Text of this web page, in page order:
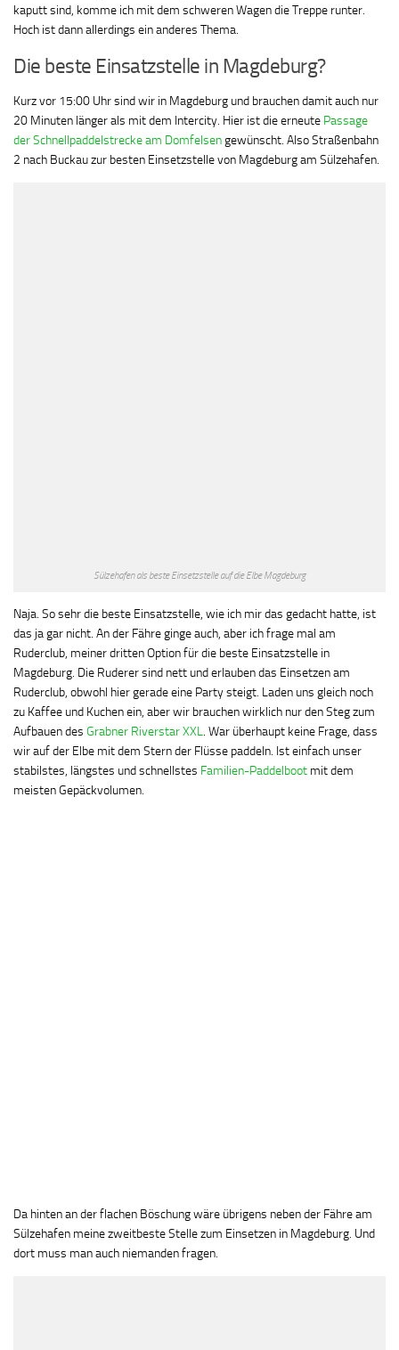
kaputt sind, komme ich mit dem schweren Wagen die Treppe runter.
Hoch ist dann allerdings ein anderes Thema.
Die beste Einsatzstelle in Magdeburg?
Kurz vor 15:00 Uhr sind wir in Magdeburg und brauchen damit auch nur
20 Minuten länger als mit dem Intercity. Hier ist die erneute Passage
der Schnellpaddelstrecke am Domfelsengewünscht. Also Straßenbahn
2 nach Buckau zur besten Einsetzstelle von Magdeburg am Sülzehafen.
Sülzehafen als beste Einsetzstelle auf die Elbe Magdeburg
Naja. So sehr die beste Einsatzstelle, wie ich mir das gedacht hatte, ist
das ja gar nicht. An der Fähre ginge auch, aber ich frage mal am
Ruderclub, meiner dritten Option für die beste Einsatzstelle in
Magdeburg. Die Ruderer sind nett und erlauben das Einsetzen am
Ruderclub, obwohl hier gerade eine Party steigt. Laden uns gleich noch
zu Kaffee und Kuchen ein, aber wir brauchen wirklich nur den Steg zum
Aufbauen des Grabner Riverstar XXL. War überhaupt keine Frage, dass
wir auf der Elbe mit dem Stern der Flüsse paddeln. Ist einfach unser
stabilstes, längstes und schnellstes Familien-Paddelboot mit dem
meisten Gepäckvolumen.
Da hinten an der flachen Böschung wäre übrigens neben der Fähre am
Sülzehafen meine zweitbeste Stelle zum Einsetzen in Magdeburg. Und
dort muss man auch niemanden fragen.